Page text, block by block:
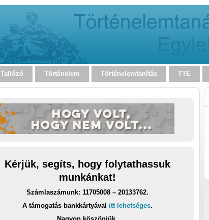
Tallózó Történelem Történelemtanítás TTE
Kérjük, segíts, hogy folytathassuk
munkánkat!
Számlaszámunk: 11705008 – 20133762.
A támogatás bankkártyával itt lehetséges.
Nagyon köszönjük.